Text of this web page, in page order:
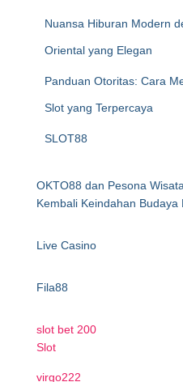
Nuansa Hiburan Modern
Oriental yang Elegan
Panduan Otoritas: Cara
Slot yang Terpercaya
SLOT88
OKTO88 dan Pesona
Kembali Keindahan Budaya
Live Casino
Fila88
slot bet 200
Slot
virgo222